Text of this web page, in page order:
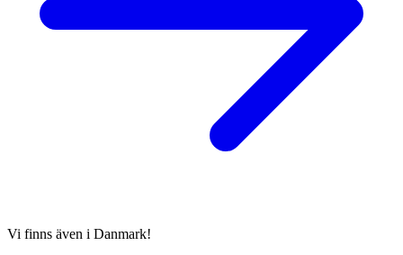
Vi finns även i Danmark!